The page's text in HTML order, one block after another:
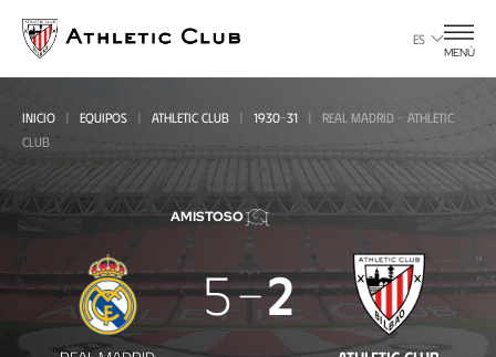
contenido
principal
ES
MENÚ
INICIO EQUIPOS ATHLETIC CLUB 1930-31
REAL MADRID - ATHLETIC
CLUB
AMISTOSO
Real
Madrid
-
5 2